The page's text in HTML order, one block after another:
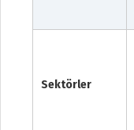
Sektörler